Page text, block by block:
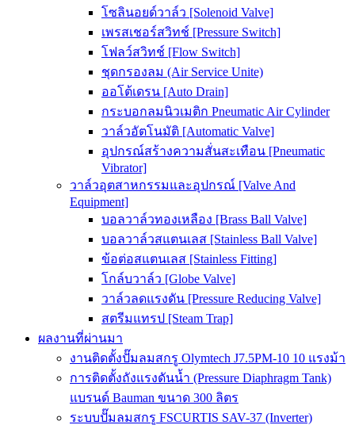
โซลินอยด์วาล์ว [Solenoid Valve]
เพรสเชอร์สวิทช์ [Pressure Switch]
โฟลว์สวิทช์ [Flow Switch]
ชุดกรองลม (Air Service Unite)
ออโต้เดรน [Auto Drain]
กระบอกลมนิวเมติก Pneumatic Air Cylinder
วาล์วอัตโนมัติ [Automatic Valve]
อุปกรณ์สร้างความสั่นสะเทือน [Pneumatic
Vibrator]
วาล์วอุตสาหกรรมและอุปกรณ์ [Valve And
Equipment]
บอลวาล์วทองเหลือง [Brass Ball Valve]
บอลวาล์วสแตนเลส [Stainless Ball Valve]
ข้อต่อสแตนเลส [Stainless Fitting]
โกล์บวาล์ว [Globe Valve]
วาล์วลดแรงดัน [Pressure Reducing Valve]
สตรีมแทรป [Steam Trap]
ผลงานที่ผ่านมา
งานติดตั้งปั๊มลมสกรู Olymtech J7.5PM-10 10 แรงม้า
การติดตั้งถังแรงดันน้ำ (Pressure Diaphragm Tank)
แบรนด์ Bauman ขนาด 300 ลิตร
ระบบปั๊มลมสกรู FSCURTIS SAV-37 (Inverter)